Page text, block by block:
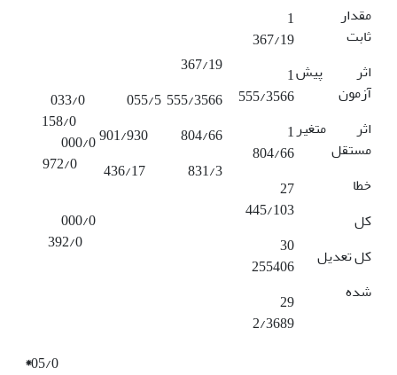
مقدار
ثابت
اثر پیش
آزمون
اثر متغیر
مستقل
خطا
کل
کل تعدیل
شده
367/19
555/3566
804/66
445/103
255406
2/3689
367/19
555/3566
804/66
831/3
055/5
*